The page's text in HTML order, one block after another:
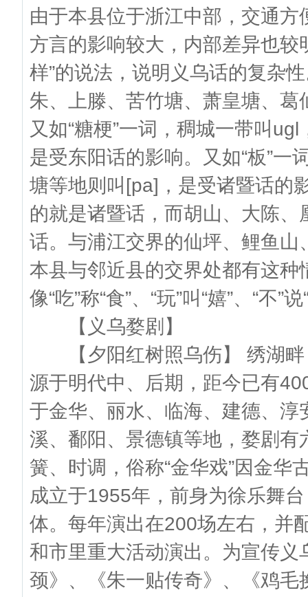
由于本县位于浙江中部，交通
方言的影响较大，内部差异也较
样”的说法，说明义乌话的复杂
朱、上滕、苦竹塘、萧皇塘、
又如“糖梗”一词，稠城一带叫
是受东阳话的影响。又如“板”
塘等地则叫[pa]，是受诸暨话的
的就是诸暨话，而胡山、大陈
话。与浦江交界的仙坪、鲤鱼
本县与邻近县的交界处都有这
像“吃”称“食”、“玩”叫“嬉”、“不”
【义乌婺剧】
【夕阳红树照乌伤】 绣湖畔
源于明代中、后期，距今已有
于金华、丽水、临海、建德、
溪、鄱阳、景德镇等地，婺剧
簧、时调，俗称“金华戏”因金
成立于1955年，前身为徐乐舞
体。每年演出在200场左右，并
和市里重大活动演出。为宣传
颈》、《朱一贴传奇》、《鸡